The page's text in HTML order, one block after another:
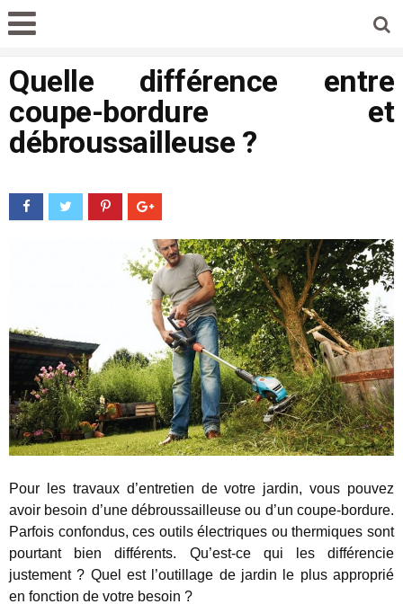
Quelle différence entre
coupe-bordure et
débroussailleuse ?
Pour les travaux d’entretien de votre jardin, vous pouvez
avoir besoin d’une débroussailleuse ou d’un coupe-bordure.
Parfois confondus, ces outils électriques ou thermiques sont
pourtant bien différents. Qu’est-ce qui les différencie
justement ? Quel est l’outillage de jardin le plus approprié
en fonction de votre besoin ?